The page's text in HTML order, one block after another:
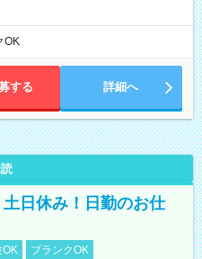
す！ 12：00～16：00 ＊9/6～
OK
する 詳細へ
日休み！日勤のお仕
OK
ブランクOK